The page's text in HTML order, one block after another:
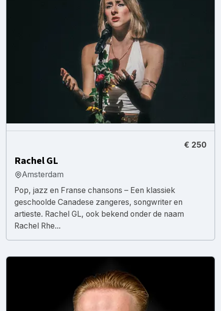
€ 250
Rachel GL
Amsterdam
Pop, jazz en Franse chansons – Een klassiek
geschoolde Canadese zangeres, songwriter en
artieste. Rachel GL, ook bekend onder de naam
Rachel Rhe...